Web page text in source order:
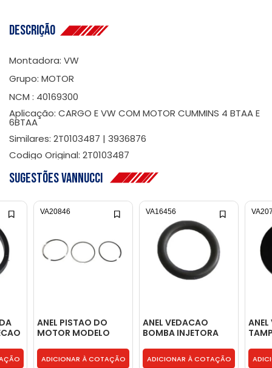
Descrição
Montadora: VW
Grupo: MOTOR
NCM : 40169300
Aplicação: CARGO E VW COM MOTOR CUMMINS 4 BTAA E
6BTAA
Similares: 2T0103487 | 3936876
Codigo Original: 2T0103487
Sugestões Vannucci
ANEL PISTAO DO
MOTOR MODELO
2R0198151
ADICIONAR À COTAÇÃO
VA20846
ANEL VEDACAO
BOMBA INJETORA
CUMMINS 6CT 8.3 -
BF5X1082AA
ADICIONAR À COTAÇÃO
VA16456
BT -